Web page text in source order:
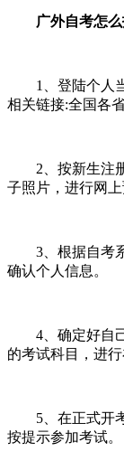
广外自考怎
1
、登陆个人
相关链接:全国各
2 、按新生
子照片，进行网上
3 、根据自
确认个人信息。
4 、确定好
的考试科目，进行
5 、在正式
按提示参加考试。